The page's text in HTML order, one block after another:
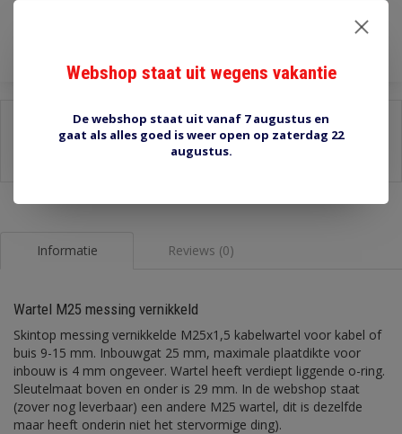
Informatie Reviews (0)
Wartel M25 messing vernikkeld
Skintop messing vernikkelde M25x1,5 kabelwartel voor kabel of
buis 9-15 mm. Inbouwgat 25 mm, maximale plaatdikte voor
inbouw is 4 mm ongeveer. Wartel heeft verdiept liggende o-ring.
Sleutelmaat boven en onder is 29 mm. In de webshop staat
(zover nog leverbaar) een andere M25 wartel, dit is dezelfde
maar heeft onderin niet het stervormige ding).
Webshop staat uit wegens vakantie
De webshop staat uit vanaf 7 augustus en
gaat als alles goed is weer open op zaterdag 22
augustus.